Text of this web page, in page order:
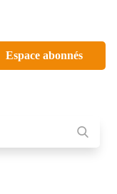
Espace abonnés